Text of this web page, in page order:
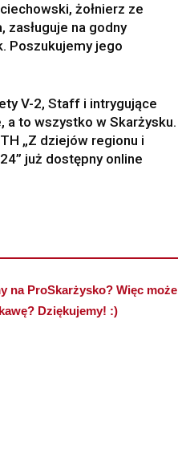
żołnierz ze
zasługuje na godny
Poszukujemy jego
V-2, Staff i intrygujące
a to wszystko w Skarżysku.
„Z dziejów regionu i
już dostępny online
na ProSkarżysko? Więc może
Dziękujemy! :)